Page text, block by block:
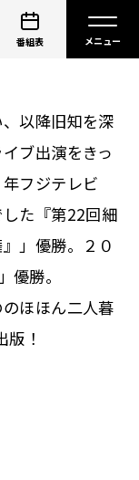
番組表
以降旧知を深
ブ出演をきっ
フジテレビ
した『第22回細
」優勝。２０
優勝。
ほほん二人暮
！